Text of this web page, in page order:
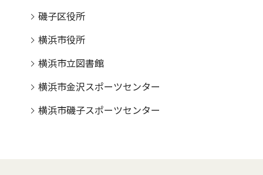
磯子区役所
横浜市役所
横浜市立図書館
横浜市金沢スポーツセンター
横浜市磯子スポーツセンター